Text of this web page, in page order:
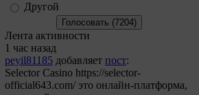
Другой
Лента активности
1 час назад
peyil81185 добавляет пост:
Selector Casino https://selector-
official643.com/ это онлайн-платформа,